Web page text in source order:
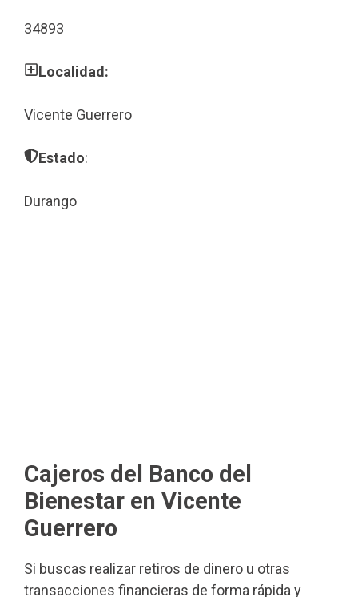
34893
Localidad:
Vicente Guerrero
Estado:
Durango
Cajeros del Banco del
Bienestar en Vicente
Guerrero
Si buscas realizar retiros de dinero u otras
transacciones financieras de forma rápida y